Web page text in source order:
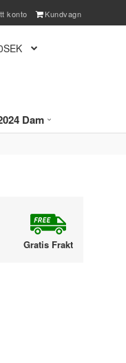
konto Kundvagn
Dam
Gratis Frakt